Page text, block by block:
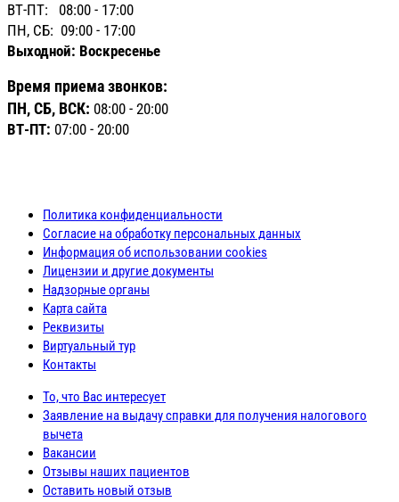
ВТ-ПТ: 08:00 - 17:00
ПН, СБ: 09:00 - 17:00
Выходной: Воскресенье
Время приема звонков:
ПН, СБ, ВСК: 08:00 - 20:00
ВТ-ПТ: 07:00 - 20:00
Политика конфиденциальности
Согласие на обработку персональных данных
Информация об использовании cookies
Лицензии и другие документы
Надзорные органы
Карта сайта
Реквизиты
Виртуальный тур
Контакты
То, что Вас интересует
Заявление на выдачу справки для получения налогового
вычета
Вакансии
Отзывы наших пациентов
Оставить новый отзыв